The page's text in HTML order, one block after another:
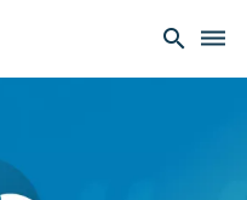
search dehaze